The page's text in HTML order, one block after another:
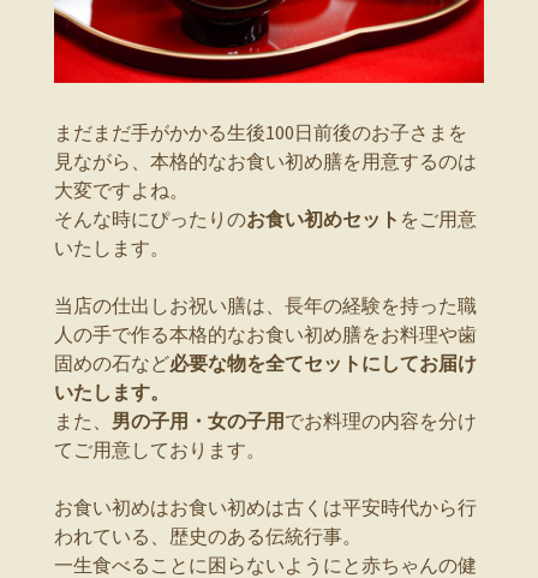
まだまだ手がかかる生後100日前後のお子さまを
見ながら、本格的なお食い初め膳を用意するのは
大変ですよね。
そんな時にぴったりのお食い初めセット をご用意
いたします。
当店の仕出しお祝い膳は、長年の経験を持った職
人の手で作る本格的なお食い初め膳をお料理や歯
固めの石など必要な物を全てセットにしてお届け
いたします。
また、 男の子用・女の子用でお料理の内容を分け
てご用意しております。
お食い初めはお食い初めは古くは平安時代から行
われている、歴史のある伝統行事。
一生食べることに困らないようにと赤ちゃんの健